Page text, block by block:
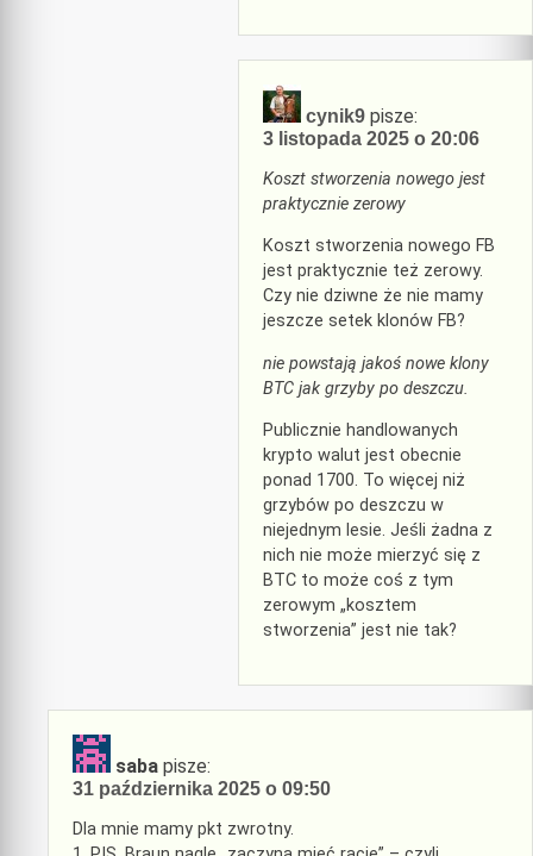
cynik9 pisze:
3 listopada 2025 o 20:06
Koszt stworzenia nowego jest
praktycznie zerowy
Koszt stworzenia nowego FB
jest praktycznie też zerowy.
Czy nie dziwne że nie mamy
jeszcze setek klonów FB?
nie powstają jakoś nowe klony
BTC jak grzyby po deszczu.
Publicznie handlowanych
krypto walut jest obecnie
ponad 1700. To więcej niż
grzybów po deszczu w
niejednym lesie. Jeśli żadna z
nich nie może mierzyć się z
BTC to może coś z tym
zerowym „kosztem
stworzenia” jest nie tak?
saba pisze:
31 października 2025 o 09:50
Dla mnie mamy pkt zwrotny.